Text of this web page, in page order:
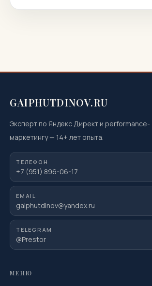
GAIPHUTDINOV.RU
Эксперт по Яндекс Директ и performance-
маркетингу— 14+ лет опыта.
ТЕЛЕФОН
+7 (951) 896-06-17
EMAIL
gaiphutdinov@yandex.ru
TELEGRAM
@Prestor
МЕНЮ